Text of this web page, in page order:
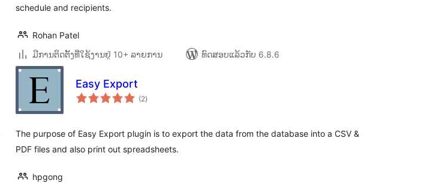
schedule and recipients.
Rohan Patel
ມີການຕິດຕັ້ງທີ່ໃຊ້ງານຢູ່ 10+ ລາຍການ
ທົດສອບແລ້ວກັບ 6.8.6
Easy Export
(2ຄະແນນ
ທັງໝົດ
)
The purpose of Easy Export plugin is to export the data from the database into a CSV &
PDF files and also print out spreadsheets.
hpgong